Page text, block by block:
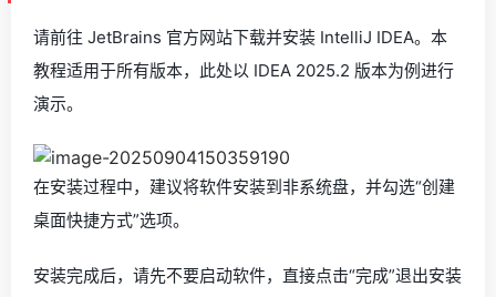
请前往 JetBrains 官方网站下载并安装 IntelliJ IDEA。本
教程适用于所有版本，此处以 IDEA 2025.2 版本为例进行
演示。
在安装过程中，建议将软件安装到非系统盘，并勾选“创建
桌面快捷方式”选项。
安装完成后，请先不要启动软件，直接点击“完成”退出安装